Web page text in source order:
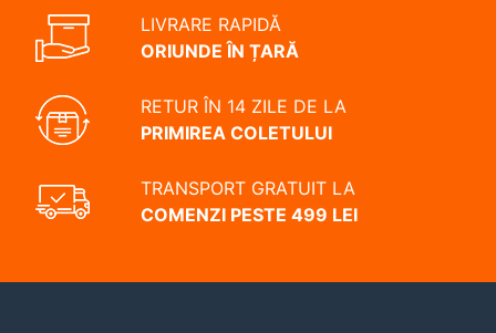
LIVRARE RAPIDĂ
ORIUNDE ÎN ȚARĂ
RETUR ÎN 14 ZILE DE LA
PRIMIREA COLETULUI
TRANSPORT GRATUIT LA
COMENZI PESTE 499 LEI